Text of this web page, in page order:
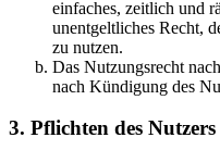
einfaches, zeitlich und
unentgeltliches Recht,
zu nutzen.
Das Nutzungsrecht
nach Kündigung des
3. Pflichten des Nutzers